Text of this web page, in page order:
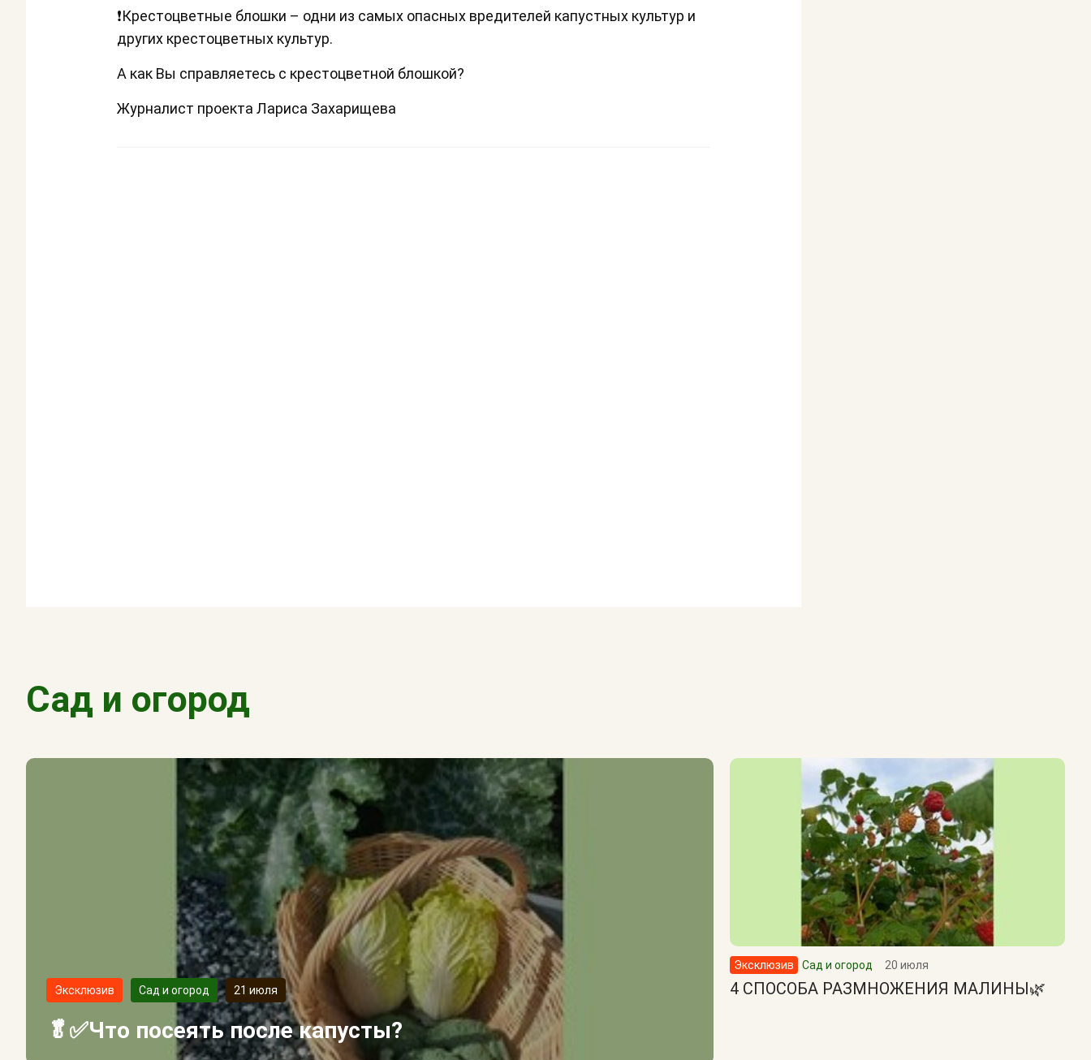
❗Крестоцветные блошки – одни из самых опасных вредителей капустных культур и
других крестоцветных культур.
А как Вы справляетесь с крестоцветной блошкой?
Журналист проекта Лариса Захарищева
Сад и огород
Эксклюзив Сад и огород 21 июля
🥬✅Что посеять после капусты?
Эксклюзив Сад и огород 20 июля
4 СПОСОБА РАЗМНОЖЕНИЯ МАЛИНЫ🌿